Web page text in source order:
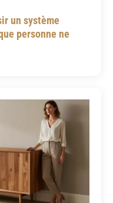
un système
personne ne